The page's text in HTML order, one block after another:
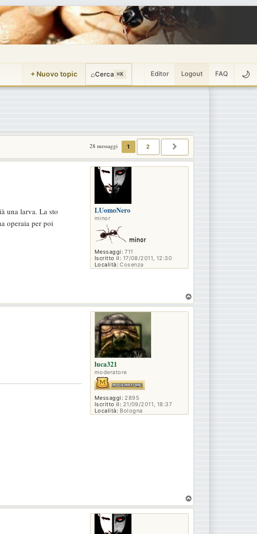
+ Nuovo topic ⌕Cerca ⌘K Editor Logout FAQ 🌙
28 messaggi 1 2
LUomoNero
minor
Messaggi: 711
Iscritto il: 17/08/2011, 12:30
Località: Cosenza
una larva. La sto
operaia per poi
o
luca321
moderatore
Messaggi: 2895
Iscritto il: 21/09/2011, 18:37
Località: Bologna
o